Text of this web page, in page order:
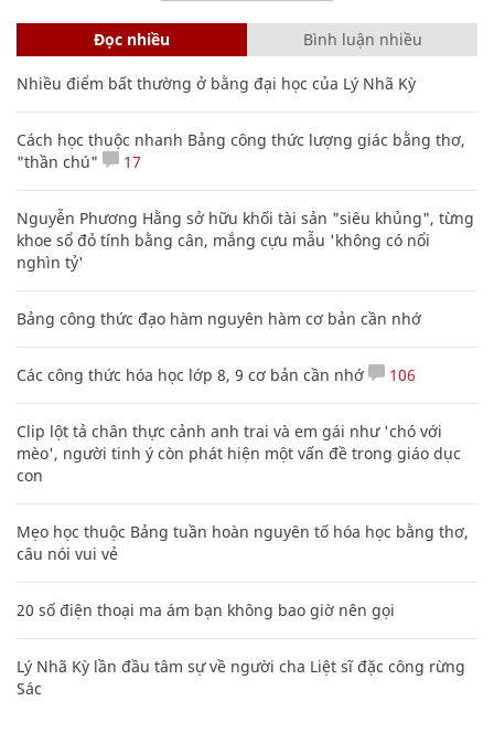
Đọc nhiều Bình luận nhiều
Nhiều điểm bất thường ở bằng đại học của Lý Nhã Kỳ
Cách học thuộc nhanh Bảng công thức lượng giác bằng thơ,
"thần chú"
17
Nguyễn Phương Hằng sở hữu khối tài sản "siêu khủng", từng
khoe sổ đỏ tính bằng cân, mắng cựu mẫu 'không có nổi
nghìn tỷ'
Bảng công thức đạo hàm nguyên hàm cơ bản cần nhớ
Các công thức hóa học lớp 8, 9 cơ bản cần nhớ 106
Clip lột tả chân thực cảnh anh trai và em gái như 'chó với
mèo', người tinh ý còn phát hiện một vấn đề trong giáo dục
con
Mẹo học thuộc Bảng tuần hoàn nguyên tố hóa học bằng thơ,
câu nói vui vẻ
20 số điện thoại ma ám bạn không bao giờ nên gọi
Lý Nhã Kỳ lần đầu tâm sự về người cha Liệt sĩ đặc công rừng
Sác